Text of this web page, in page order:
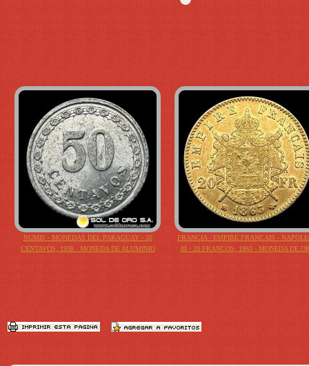
NUMIS - MONEDAS DEL PARAGUAY - 50
CENTAVOS, 1938 - MONEDA DE ALUMINIO
FRANCIA - EMPIRE FRANCAIS -
III - 20 FRANCOS, 1863 - MONEDA DE